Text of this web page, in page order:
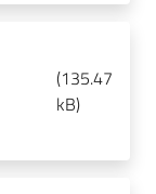
(135.47
kB)